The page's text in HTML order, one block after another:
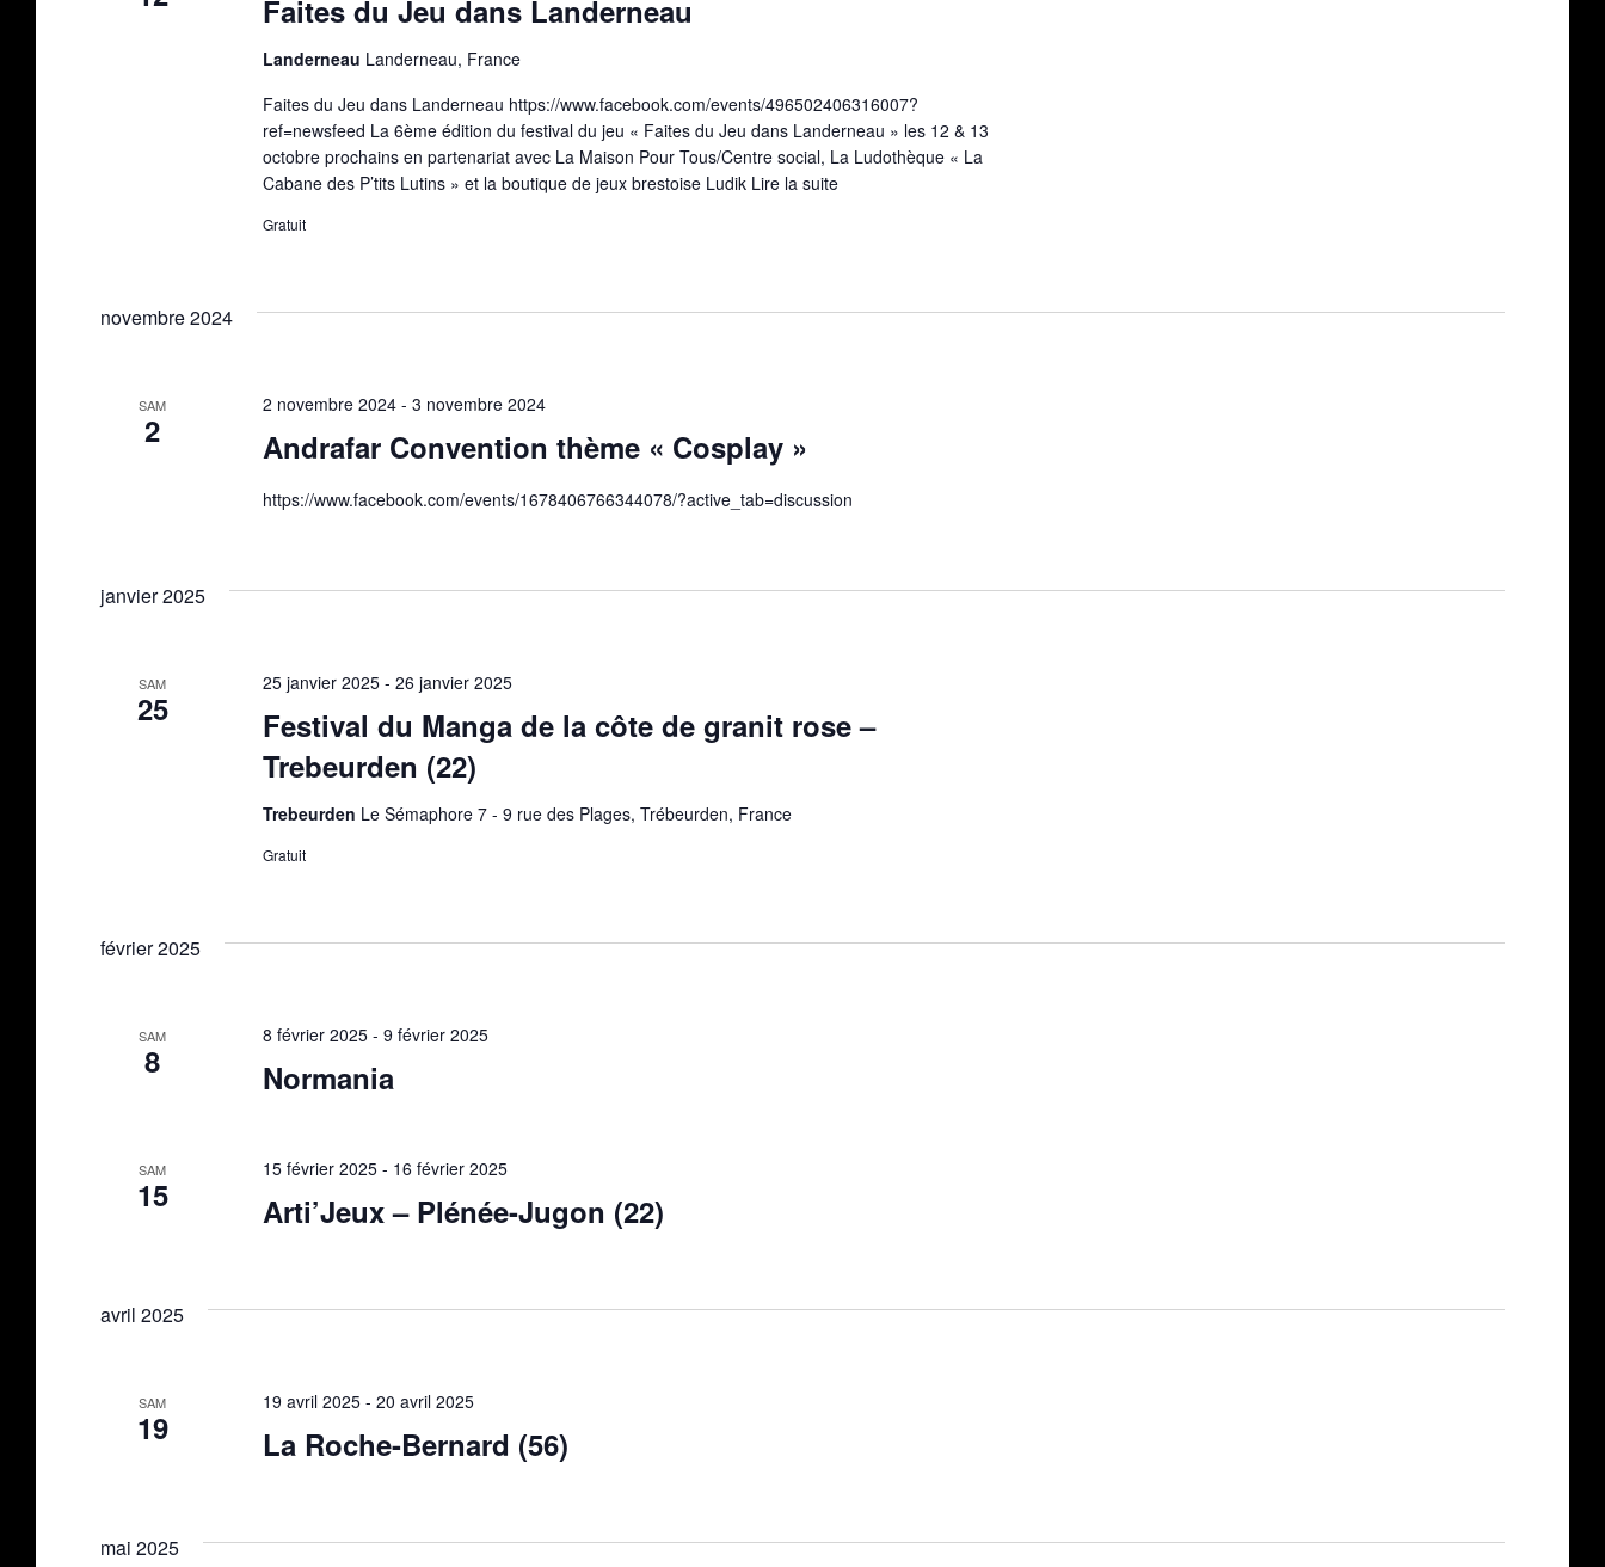
Faites du Jeu dans Landerneau
Landerneau Landerneau, France
Faites du Jeu dans Landerneau https://www.facebook.com/events/496502406316007?
ref=newsfeed La 6ème édition du festival du jeu « Faites du Jeu dans Landerneau » les 12 & 13
octobre prochains en partenariat avec La Maison Pour Tous/Centre social, La Ludothèque « La
Cabane des P’tits Lutins » et la boutique de jeux brestoise LudikLire la suite
Gratuit
novembre 2024
SAM
2 Andrafar Convention thème « Cosplay »
2 novembre 2024- 3 novembre 2024
https://www.facebook.com/events/1678406766344078/?active_tab=discussion
janvier 2025
SAM
25
Festival du Manga de la côte de granit rose –
Trebeurden (22)
25 janvier 2025- 26 janvier 2025
Trebeurden Le Sémaphore 7 - 9 rue des Plages, Trébeurden, France
Gratuit
février 2025
SAM
8 Normania
8 février 2025- 9 février 2025
SAM
15 Arti’Jeux – Plénée-Jugon (22)
15 février 2025- 16 février 2025
avril 2025
SAM
19 La Roche-Bernard (56)
19 avril 2025- 20 avril 2025
mai 2025